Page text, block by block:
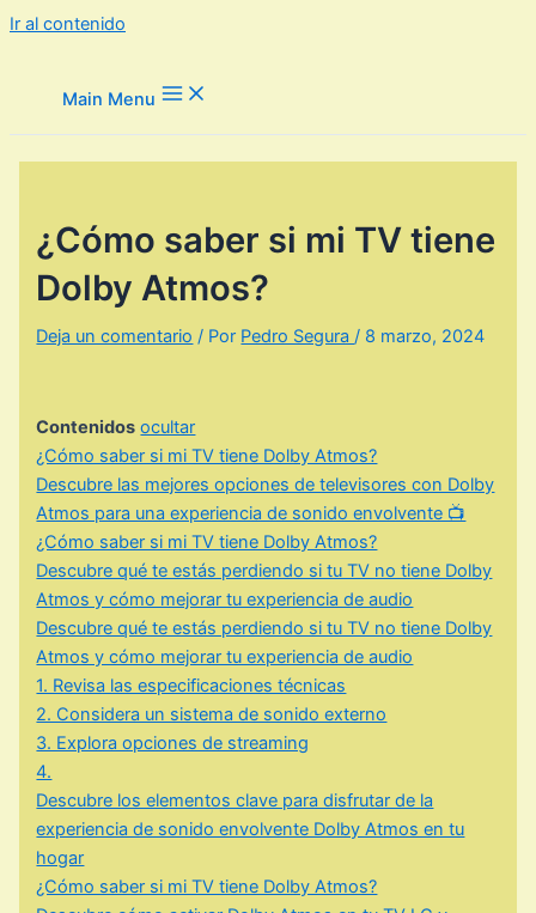
Ir al contenido
Main Menu
¿Cómo saber si mi TV tiene
Dolby Atmos?
Deja un comentario / Por Pedro Segura/ 8 marzo, 2024
Contenidos ocultar
¿Cómo saber si mi TV tiene Dolby Atmos?
Descubre las mejores opciones de televisores con Dolby
Atmos para una experiencia de sonido envolvente 📺
¿Cómo saber si mi TV tiene Dolby Atmos?
Descubre qué te estás perdiendo si tu TV no tiene Dolby
Atmos y cómo mejorar tu experiencia de audio
Descubre qué te estás perdiendo si tu TV no tiene Dolby
Atmos y cómo mejorar tu experiencia de audio
1. Revisa las especificaciones técnicas
2. Considera un sistema de sonido externo
3. Explora opciones de streaming
4.
Descubre los elementos clave para disfrutar de la
experiencia de sonido envolvente Dolby Atmos en tu
hogar
¿Cómo saber si mi TV tiene Dolby Atmos?